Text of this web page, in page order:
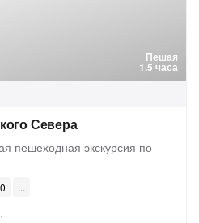
Пешая
1.5 часа
Севера
пешеходная экскурсия по